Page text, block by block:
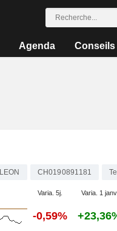
Agenda Conseils
LEON CH0190891181
Varia. 5j. Varia. 1 janv.
-0,59%